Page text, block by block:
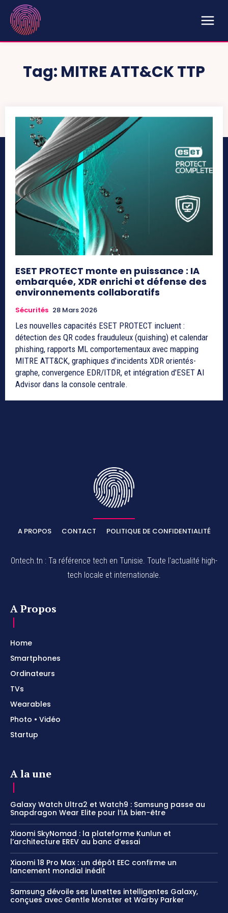
Tag: MITRE ATT&CK TTP
ESET PROTECT monte en puissance : IA
embarquée, XDR enrichi et défense des
environnements collaboratifs
Sécurités 28 Mars 2026
Les nouvelles capacités ESET PROTECT incluent :
détection des QR codes frauduleux (quishing) et calendar
phishing, rapports ML comportementaux avec mapping
MITRE ATT&CK, graphiques d'incidents XDR orientés-
graphe, convergence EDR/ITDR, et intégration d'ESET AI
Advisor dans la console centrale.
A PROPOS CONTACT POLITIQUE DE CONFIDENTIALITÉ
Ontech.tn : Ta référence tech en Tunisie. Toute l'actualité high-
tech locale et internationale.
A Propos
Home
Smartphones
Ordinateurs
TVs
Wearables
Photo • Vidéo
Startup
A la une
Galaxy Watch Ultra2 et Watch9 : Samsung passe au
Snapdragon Wear Elite pour l’IA bien-être
Xiaomi SkyNomad : la plateforme Kunlun et
l’architecture EREV au banc d’essai
Xiaomi 18 Pro Max : un dépôt EEC confirme un
lancement mondial inédit
Samsung dévoile ses lunettes intelligentes Galaxy,
conçues avec Gentle Monster et Warby Parker